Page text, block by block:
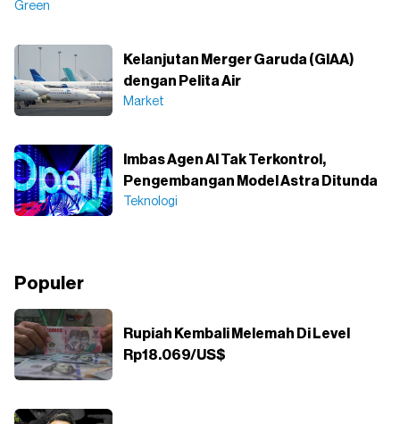
Green
Kelanjutan Merger Garuda (GIAA)
dengan Pelita Air
Market
Imbas Agen AI Tak Terkontrol,
Pengembangan Model Astra Ditunda
Teknologi
Populer
Rupiah Kembali Melemah Di Level
Rp18.069/US$